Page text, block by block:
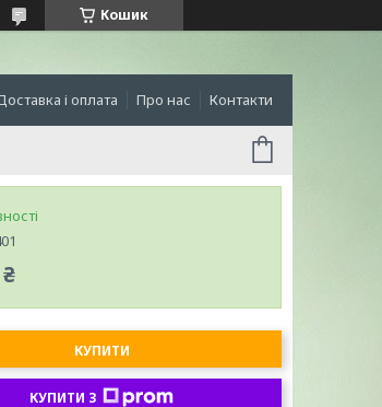
Кошик
і оплата Про нас Контакти
КУПИТИ
КУПИТИ З